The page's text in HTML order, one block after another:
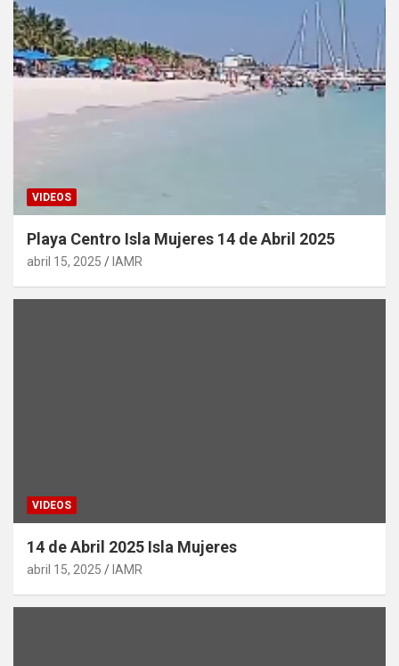
VIDEOS
Playa Centro Isla Mujeres 14 de Abril 2025
abril 15, 2025 IAMR
VIDEOS
14 de Abril 2025 Isla Mujeres
abril 15, 2025 IAMR